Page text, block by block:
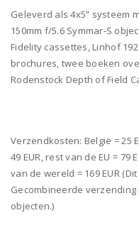
Geleverd als 4x5” systeem
150mm f/5.6 Symmar-S
Fidelity cassettes, Linhof
brochures, twee boeken
Rodenstock Depth of Field
Verzendkosten: België = 25
49 EUR, rest van de EU = 79
van de wereld = 169 EUR
Gecombineerde
objecten.)